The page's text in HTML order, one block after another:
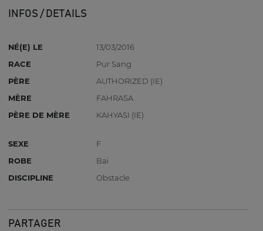
INFOS / DETAILS
NÉ(E) LE
13/03/2016
RACE
Pur Sang
PÈRE
AUTHORIZED (IE)
MÈRE
FAHRASA
PÈRE DE MÈRE
KAHYASI (IE)
SEXE
F
ROBE
Bai
DISCIPLINE
Obstacle
PARTAGER